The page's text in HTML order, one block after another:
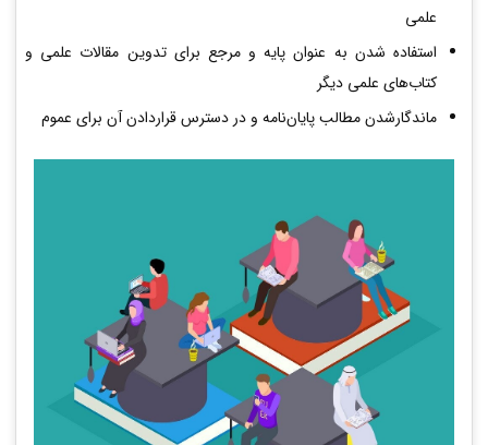
علمی
استفاده شدن به عنوان پایه و مرجع برای تدوین مقالات علمی و
کتاب‌های علمی دیگر
ماندگارشدن مطالب پایان‌نامه و در دسترس قراردادن آن برای عموم